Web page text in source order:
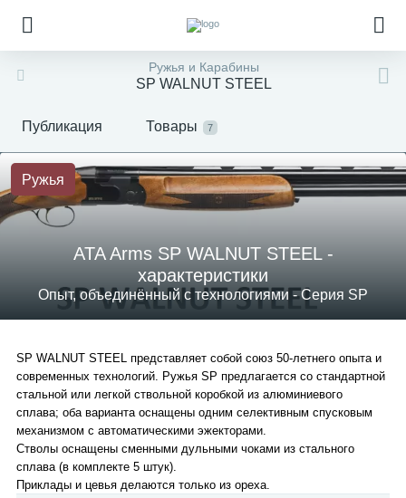
Ружья и Карабины
SP WALNUT STEEL
Публикация Товары 7
ATA Arms SP WALNUT STEEL -
характеристики
Опыт, объединённый с технологиями - Серия SP
Ружья
SP WALNUT STEEL представляет собой союз 50-летнего опыта и
современных технологий. Ружья SP предлагается со стандартной
стальной или легкой ствольной коробкой из алюминиевого
сплава; оба варианта оснащены одним селективным спусковым
механизмом с автоматическими эжекторами.
Стволы оснащены сменными дульными чоками из стального
сплава (в комплекте 5 штук).
Приклады и цевья делаются только из ореха.